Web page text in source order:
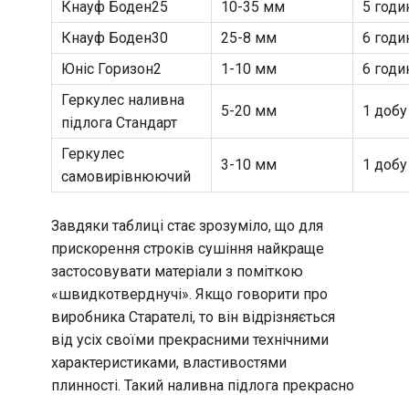
Кнауф Боден25 10-35 мм
5
Кнауф Боден30
25-8 мм
6
Юніс Горизон2
1-10 мм
6
Геркулес наливна
підлога Стандарт
5-20 мм 1 добу
Геркулес
самовирівнюючий
3-10 мм 1 добу
Завдяки таблиці стає зрозуміло, що для
прискорення строків сушіння найкраще
застосовувати матеріали з поміткою
«швидкотверднучі». Якщо говорити про
виробника Старателі, то він відрізняється
від усіх своїми прекрасними технічними
характеристиками, властивостями
плинності. Такий наливна підлога прекрасно